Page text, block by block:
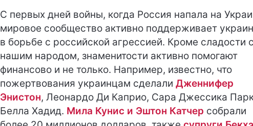
С первых дней войны, когда Россия напала на
мировое сообщество активно поддерживает
в борьбе с российской агрессией. Кроме сладости
нашим народом, знаменитости активно помогают
финансово и не только. Например, известно, что
пожертвования украинцам сделали Дженнифер
Энистон, Леонардо Ди Каприо, Сара Джессика
Белла Хадид. Мила Кунис и Эштон Катчер собрали